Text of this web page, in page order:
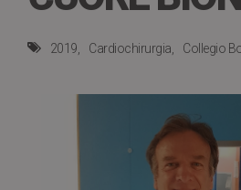
2019 Cardiochirurgia Collegio